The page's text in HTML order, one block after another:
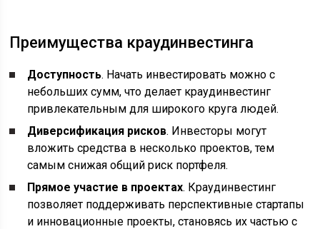
Преимущества краудинвестинга
Доступность. Начать инвестировать можно с
небольших сумм, что делает краудинвестинг
привлекательным для широкого круга людей.
Диверсификация рисков. Инвесторы могут
вложить средства в несколько проектов, тем
самым снижая общий риск портфеля.
Прямое участие в проектах. Краудинвестинг
позволяет поддерживать перспективные стартапы
и инновационные проекты, становясь их частью с